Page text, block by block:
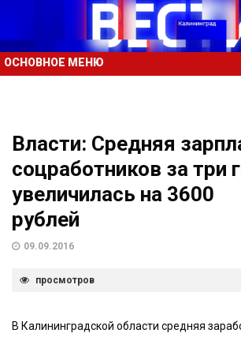
ОСНОВНОЕ МЕНЮ
Власти: Средняя
соцработников за три
увеличилась на 3600
рублей
09.09.2016
просмотров
В Калининградской области средняя